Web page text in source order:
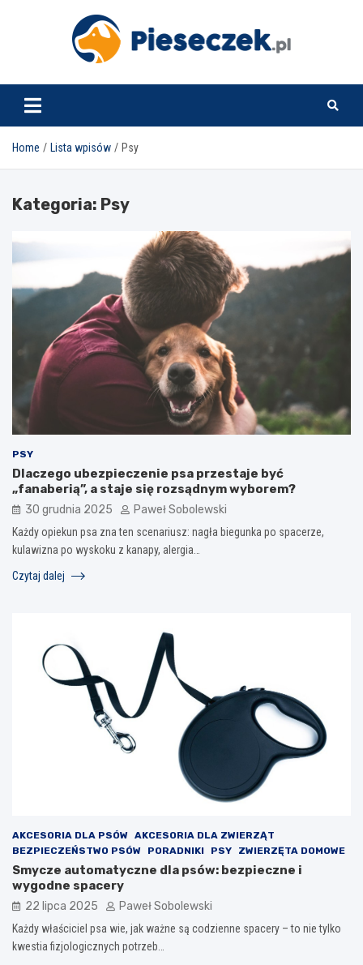
pieseczek.pl
Home Lista wpisów Psy
Kategoria: Psy
PSY
Dlaczego ubezpieczenie psa przestaje być
„fanaberią”, a staje się rozsądnym wyborem?
30 grudnia 2025 Paweł Sobolewski
Każdy opiekun psa zna ten scenariusz: nagła biegunka po spacerze,
kulawizna po wyskoku z kanapy, alergia…
Czytaj dalej
AKCESORIA DLA PSÓW AKCESORIA DLA ZWIERZĄT
BEZPIECZEŃSTWO PSÓW
PORADNIKI PSY ZWIERZĘTA DOMOWE
Smycze automatyczne dla psów: bezpieczne i
wygodne spacery
22 lipca 2025 Paweł Sobolewski
Każdy właściciel psa wie, jak ważne są codzienne spacery – to nie tylko
kwestia fizjologicznych potrzeb…